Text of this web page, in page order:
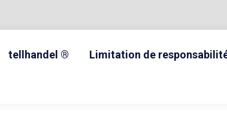
tellhandel ®
Limitation de